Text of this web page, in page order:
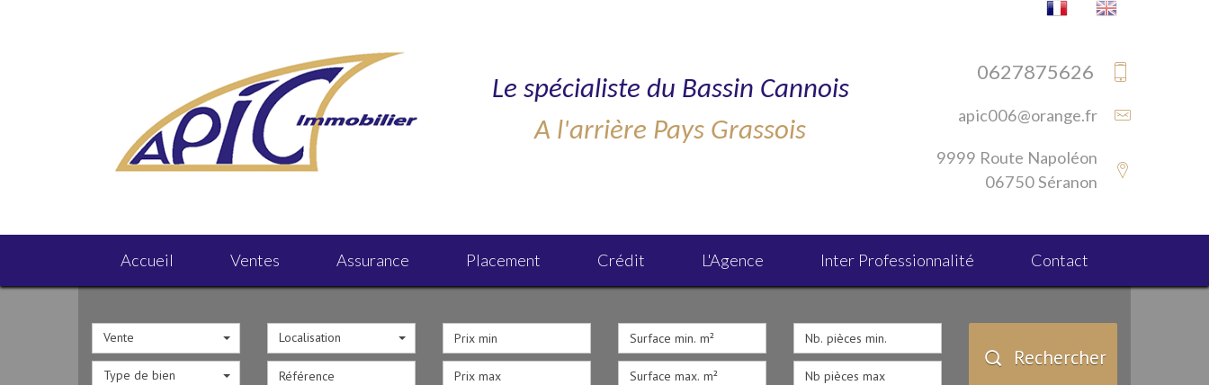
Le spécialiste du Bassin Cannois
A l'arrière Pays Grassois
0627875626
apic006@orange.fr
9999 Route Napoléon
06750 Séranon
Accueil Ventes Assurance Placement Crédit L'agence Inter Professionnalité Contact
Vente
Type de bien
Localisation
Rechercher